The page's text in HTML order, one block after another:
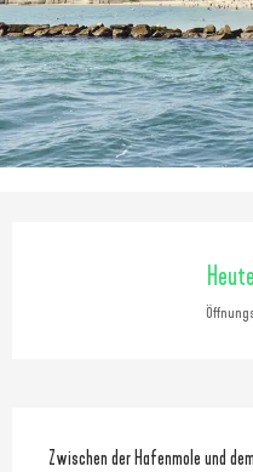
Beschreibung
Zwischen der Hafenmole und